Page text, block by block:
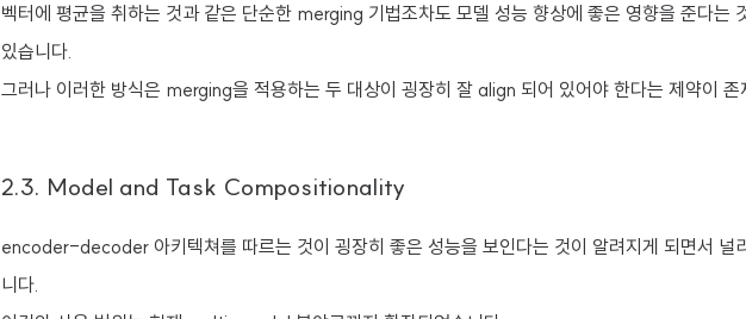
벡터에 평균을 취하는 것과 같은 단순한 merging 기법조차도 모델 성능 향상에 좋은 영향을 준다는
있습니다.
그러나 이러한 방식은 merging을 적용하는 두 대상이 굉장히 잘 align 되어 있어야 한다는 제약이 존
2.3. Model and Task Compositionality
encoder-decoder 아키텍쳐를 따르는 것이 굉장히 좋은 성능을 보인다는 것이 알려지게 되면서 널
니다.